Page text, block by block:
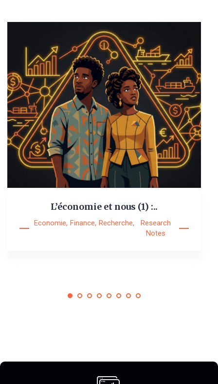
L’économie et nous (1) :..
Economie, Finance, Recherche,
Research
Notes